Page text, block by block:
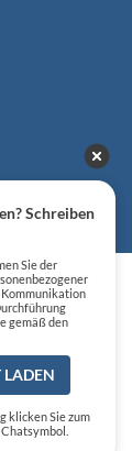
Schreiben
Sie der
Kommunikation
gemäß den
LADEN
klicken Sie zum